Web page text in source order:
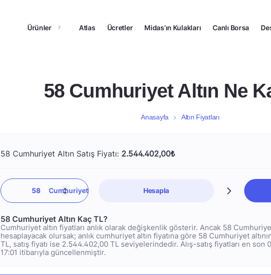
Ürünler Atlas Ücretler Midas’ın Kulakları Canlı Borsa
58 Cumhuriyet Altın Ne
Anasayfa Altın Fiyatları
58 Cumhuriyet Altın Satış Fiyatı: 2.544.402,00₺
Hesapla
58 Cumhuriyet Altın Kaç TL?
Cumhuriyet altın fiyatları anlık olarak değişkenlik gösterir. Ancak 58
hesaplayacak olursak; anlık cumhuriyet altın fiyatına göre 58 Cumhuriyet
TL, satış fiyatı ise 2.544.402,00 TL seviyelerindedir. Alış-satış fiyatları en
17:01 itibarıyla güncellenmiştir.